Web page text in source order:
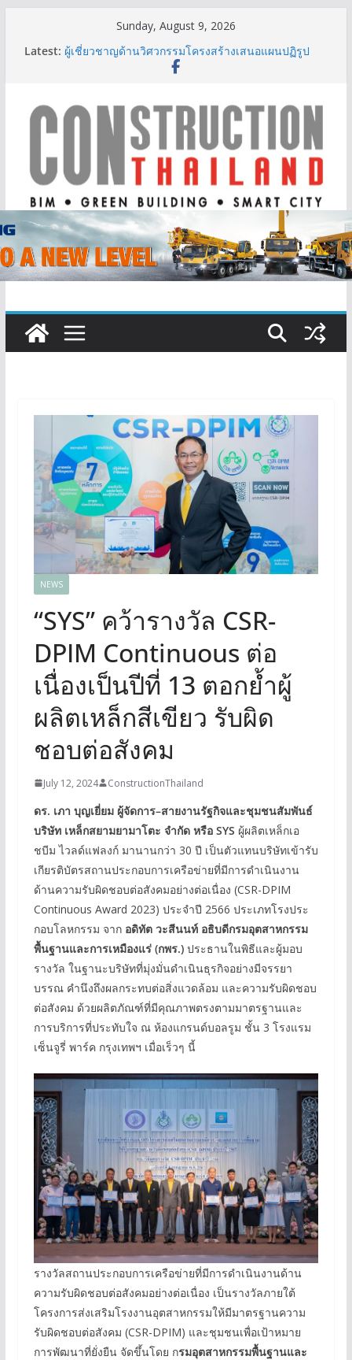
Sunday, August 9, 2026
Latest: ผู้เชี่ยวชาญด้านวิศวกรรมโครงสร้างเสนอแผนปฏิรูป
มาตรฐานตั้งแต่การออกแบบถึงการตรวจสอบอาคารไทย
เติบโต 377% ชี้ดีมานด์ภูเก็ตยังแกร่ง
BCT Expo 2026 ชูแนวคิด “Empowering Net Zero in
Construction & Mining” ขับเคลื่อนอุตสาหกรรม
ก่อสร้างและเหมืองแร่สู่สังคมคาร์บอนต่ำอย่างยั่งยืน
ลลิล พร็อพเพอร์ตี้ ก้าวสู่ปีที่ 40 ยึดลูกค้าเป็นศูนย์กลาง
IHG Hotels & Resorts เปิดตัว ฮอลิเดย์ อินน์ เอ็กซ์เพรส
อ่าวนางแห่งแรกในกระบี่
NEWS
“SYS” คว้ารางวัล CSR-
DPIM Continuous ต่อ
เนื่องเป็นปีที่ 13 ตอกย้ำผู้
ผลิตเหล็กสีเขียว รับผิด
ชอบต่อสังคม
July 12, 2024 ConstructionThailand
ดร. เภา บุญเยี่ยม ผู้จัดการ–สายงานรัฐกิจและชุมชนสัมพันธ์
บริษัท เหล็กสยามยามาโตะ จำกัด หรือ SYS ผู้ผลิตเหล็กเอ
ชบีม ไวลด์แฟลงก์ มานานกว่า 30 ปี เป็นตัวแทนบริษัทเข้ารับ
เกียรติบัตรสถานประกอบการเครือข่ายที่มีการดำเนินงาน
ด้านความรับผิดชอบต่อสังคมอย่างต่อเนื่อง (CSR-DPIM
Continuous Award 2023) ประจำปี 2566 ประเภทโรงประ
กอบโลหกรรม จาก อดิทัต วะสีนนท์ อธิบดีกรมอุตสาหกรรม
พื้นฐานและการเหมืองแร่ (กพร.)ประธานในพิธีและผู้มอบ
รางวัล ในฐานะบริษัทที่มุ่งมั่นดำเนินธุรกิจอย่างมีจรรยา
บรรณ คำนึงถึงผลกระทบต่อสิ่งแวดล้อม และความรับผิดชอบ
ต่อสังคม ด้วยผลิตภัณฑ์ที่มีคุณภาพตรงตามมาตรฐานและ
การบริการที่ประทับใจ ณ ห้องแกรนด์บอลรูม ชั้น 3 โรงแรม
เซ็นจูรี่ พาร์ค กรุงเทพฯ เมื่อเร็วๆ นี้
รางวัลสถานประกอบการเครือข่ายที่มีการดำเนินงานด้าน
ความรับผิดชอบต่อสังคมอย่างต่อเนื่อง เป็นรางวัลภายใต้
โครงการส่งเสริมโรงงานอุตสาหกรรมให้มีมาตรฐานความ
รับผิดชอบต่อสังคม (CSR-DPIM) และชุมชนเพื่อเป้าหมาย
การพัฒนาที่ยั่งยืน จัดขึ้นโดย กรมอุตสาหกรรมพื้นฐานและ